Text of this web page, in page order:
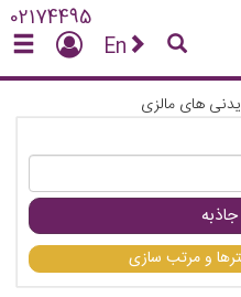
02174495
En
های مالزی
و مرتب سازی